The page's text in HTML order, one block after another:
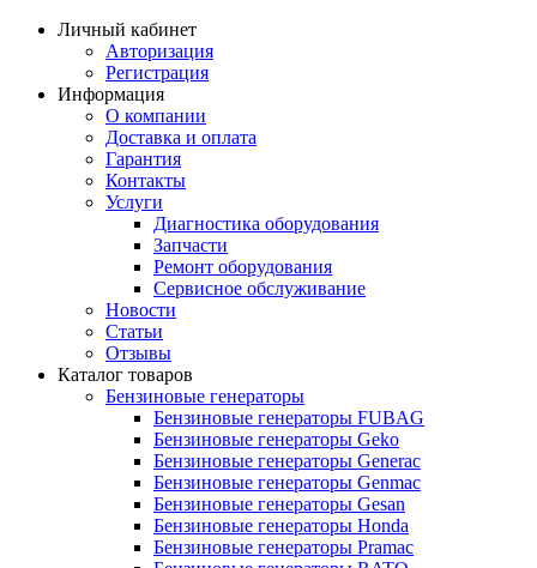
Личный кабинет
Авторизация
Регистрация
Информация
О компании
Доставка и оплата
Гарантия
Контакты
Услуги
Диагностика оборудования
Запчасти
Ремонт оборудования
Сервисное обслуживание
Новости
Статьи
Отзывы
Каталог товаров
Бензиновые генераторы
Бензиновые генераторы FUBAG
Бензиновые генераторы Geko
Бензиновые генераторы Generac
Бензиновые генераторы Genmac
Бензиновые генераторы Gesan
Бензиновые генераторы Honda
Бензиновые генераторы Pramac